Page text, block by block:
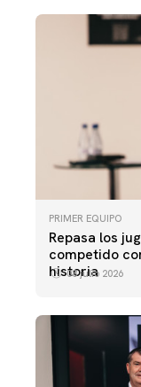
PRIMER EQUIPO
Repasa los
competido
historia
08 julio 2026